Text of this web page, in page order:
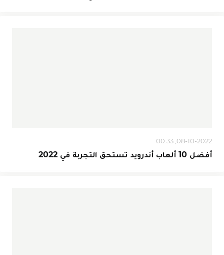
08-10-2022, 00:33
أفضل 10 ألعاب أندرويد تستحق التجربة في 2022